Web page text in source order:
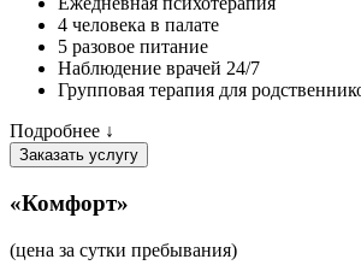
4 человека в палате
5 разовое питание
Наблюдение врачей 24/7
Групповая терапия для
Подробнее ↓
Заказать услугу
«Комфорт»
(цена за сутки пребывания)